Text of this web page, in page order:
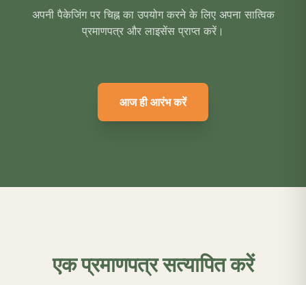
अपनी पैकेजिंग पर चिह्न का उपयोग करने के लिए अपना सात्विक
प्रमाणपत्र और लाइसेंस प्राप्त करें।
आज ही आरंभ करें
एक प्रमाणपत्र सत्यापित करें